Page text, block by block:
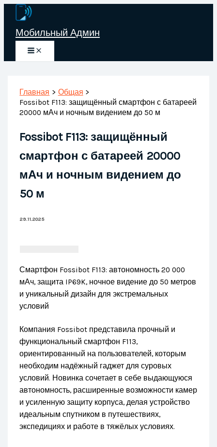
Перейти
содержимому
Мобильный Админ
Главная
Общая
Fossibot F113: защищённый смартфон с батареей
20000 мАч и ночным видением до 50 м
Fossibot F113: защищённый
смартфон с батареей 20000
мАч и ночным видением до
50 м
29.11.2025
Смартфон Fossibot F113: автономность 20 000
мАч, защита IP69K, ночное видение до 50 метров
и уникальный дизайн для экстремальных
условий
Компания Fossibot представила прочный и
функциональный смартфон F113,
ориентированный на пользователей, которым
необходим надёжный гаджет для суровых
условий. Новинка сочетает в себе выдающуюся
автономность, расширенные возможности камер
и усиленную защиту корпуса, делая устройство
идеальным спутником в путешествиях,
экспедициях и работе в тяжёлых условиях.